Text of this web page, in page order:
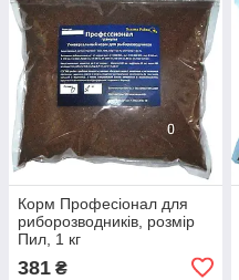
Корм Професіонал для
риборозводників, розмір
Пил, 1 кг
381 ₴